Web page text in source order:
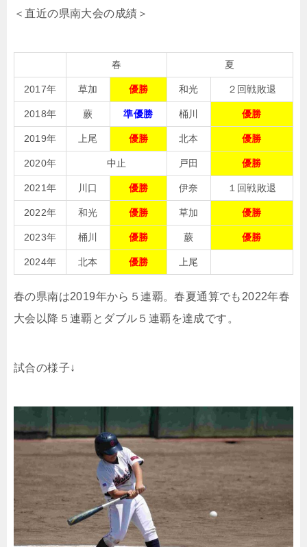
＜直近の県南大会の成績＞
春 夏
2017年 草加 優勝 和光 ２回戦敗退
2018年 蕨 準優勝 桶川 優勝
2019年 上尾 優勝 北本 優勝
2020年 中止 戸田 優勝
2021年 川口 優勝 伊奈 １回戦敗退
2022年 和光 優勝 草加 優勝
2023年 桶川 優勝 蕨 優勝
2024年 北本 優勝 上尾
春の県南は2019年から５連覇。春夏通算でも2022年春
大会以降５連覇とダブル５連覇を達成です。
試合の様子↓